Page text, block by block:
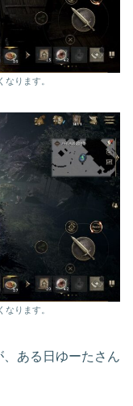
ります。
ります。
ある日ゆーたさん